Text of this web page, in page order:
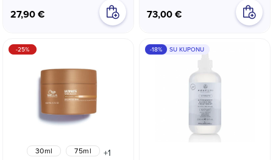
27,90 € 73,00 €
30ml 75ml +1
-25% -18% SU KUPONU